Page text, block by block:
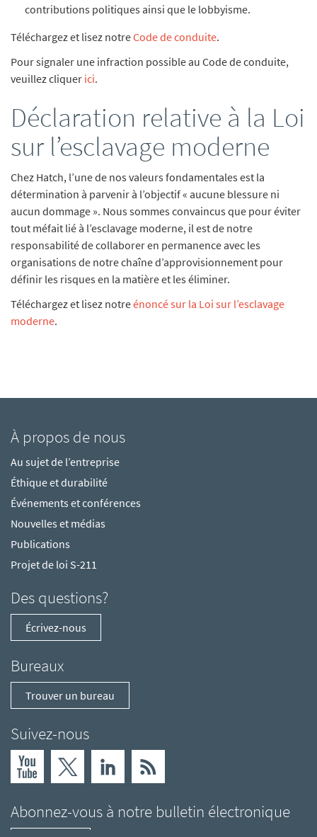
contributions politiques ainsi que le lobbyisme.
Téléchargez et lisez notreCode de conduite.
Pour signaler une infraction possible au Code de conduite,
veuillez cliquer ici.
Déclaration relative à la Loi
sur l’esclavage moderne
Chez Hatch, l’une de nos valeurs fondamentales est la
détermination à parvenir à l’objectif « aucune blessure ni
aucun dommage ». Nous sommes convaincus que pour éviter
tout méfait lié à l’esclavage moderne, il est de notre
responsabilité de collaborer en permanence avec les
organisations de notre chaîne d’approvisionnement pour
définir les risques en la matière et les éliminer.
Téléchargez et lisez notreénoncé sur la Loi sur l’esclavage
moderne.
À propos de nous
Au sujet de l’entreprise
Éthique et durabilité
Événements et conférences
Nouvelles et médias
Publications
Projet de loi S-211
Des questions?
Écrivez-nous
Bureaux
Trouver un bureau
Suivez-nous
Abonnez-vous à notre bulletin électronique